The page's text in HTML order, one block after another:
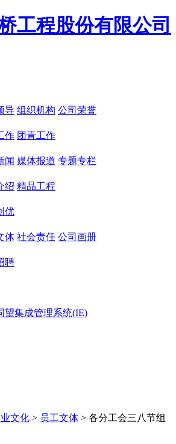
导 组织机构 公司荣誉
作 团青工作
闻 媒体报道 专题专栏
绍 精品工程
优
体 社会责任 公司画册
聘
望集成管理系统(IE)
文化 > 员工文体 > 各分工会三八节组